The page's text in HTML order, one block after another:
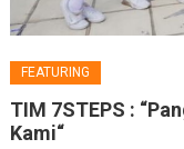
FEATURING
TIM 7STEPS :
Kami“